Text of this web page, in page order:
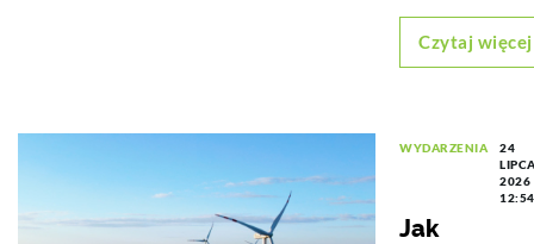
Czytaj więcej
WYDARZENIA
24
2026
12:54
Jak